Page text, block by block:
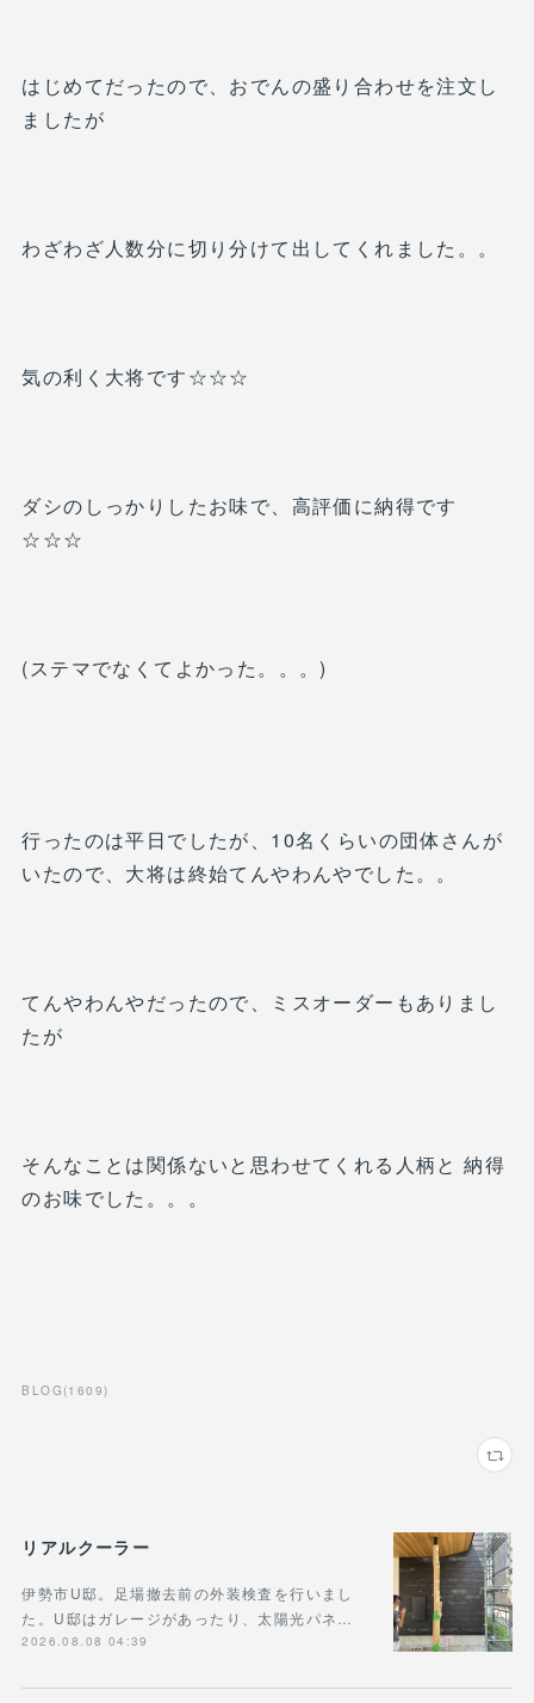
はじめてだったので、おでんの盛り合わせを注文し
ましたが
わざわざ人数分に切り分けて出してくれました。。
気の利く大将です☆☆☆
ダシのしっかりしたお味で、高評価に納得です
☆☆☆
(ステマでなくてよかった。。。)
行ったのは平日でしたが、10名くらいの団体さんが
いたので、大将は終始てんやわんやでした。。
てんやわんやだったので、ミスオーダーもありまし
たが
そんなことは関係ないと思わせてくれる人柄と 納得
のお味でした。。。
BLOG (1609)
リアルクーラー
伊勢市U邸。足場撤去前の外装検査を行いまし
た。U邸はガレージがあったり、太陽光パネ…
2026.08.08 04:39